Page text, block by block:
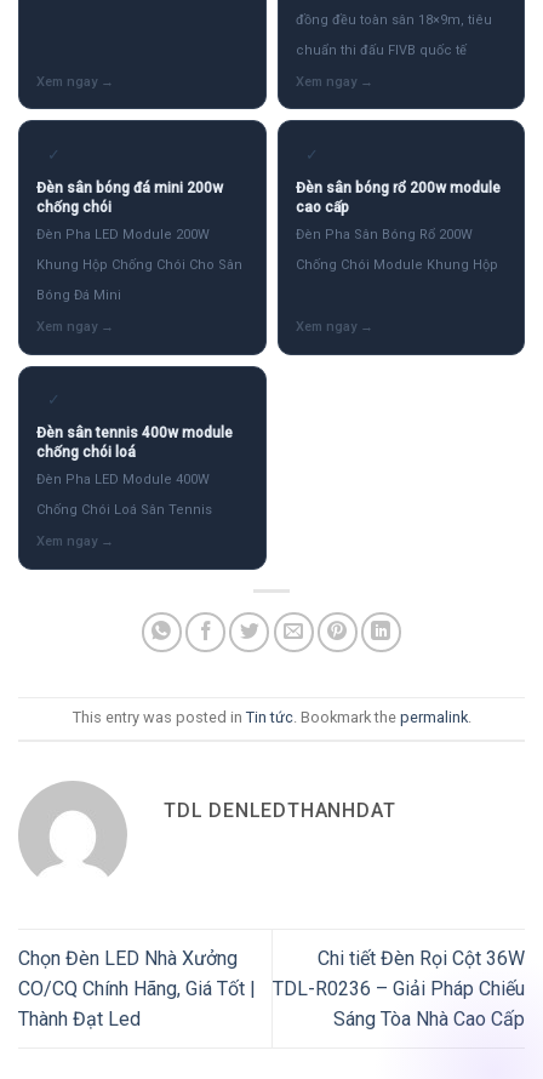
đồng đều toàn sân 18×9m, tiêu
chuẩn thi đấu FIVB quốc tế
✓
Đèn sân bóng đá mini 200w
chống chói
Đèn Pha LED Module 200W
Khung Hộp Chống Chói Cho Sân
Bóng Đá Mini
✓
Đèn sân bóng rổ 200w module
cao cấp
Đèn Pha Sân Bóng Rổ 200W
Chống Chói Module Khung Hộp
✓
Đèn sân tennis 400w module
chống chói loá
Đèn Pha LED Module 400W
Chống Chói Loá Sân Tennis
This entry was posted in Tin tức. Bookmark the permalink.
TDL DENLEDTHANHDAT
Chọn Đèn LED Nhà Xưởng
CO/CQ Chính Hãng, Giá Tốt |
Thành Đạt Led
Chi tiết Đèn Rọi Cột 36W
TDL-R0236 – Giải Pháp Chiếu
Sáng Tòa Nhà Cao Cấp